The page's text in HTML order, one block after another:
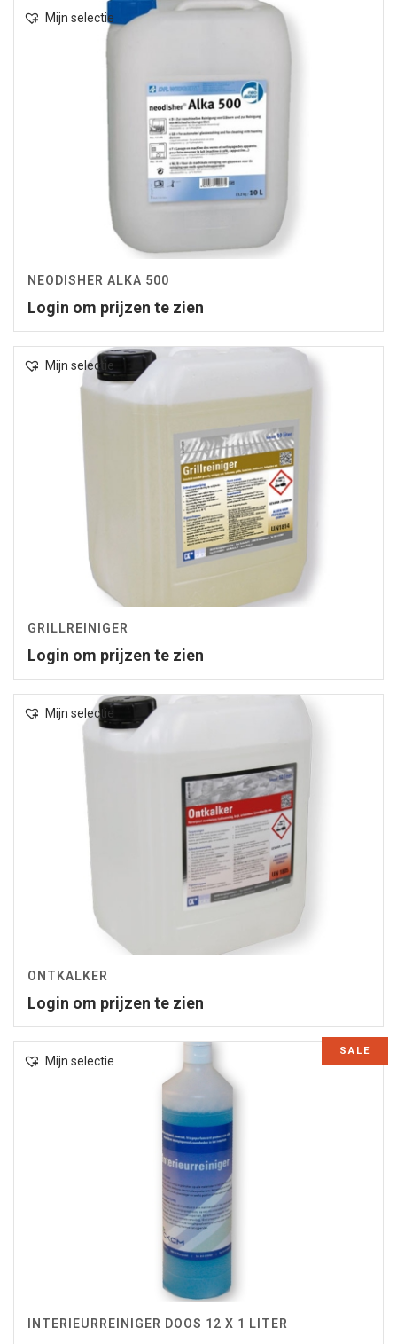
Mijn selectie
NEODISHER ALKA 500
Login om prijzen te zien
Mijn selectie
GRILLREINIGER
Login om prijzen te zien
Mijn selectie
ONTKALKER
Login om prijzen te zien
SALE
Mijn selectie
INTERIEURREINIGER DOOS 12 X 1 LITER